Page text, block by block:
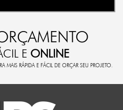
E ONLINE
MAIS RÁPIDA E FÁCIL DE ORÇAR SEU PROJETO.